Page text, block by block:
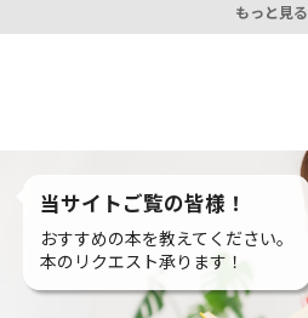
もっと見る
当サイトご覧の皆様！
おすすめの本を教えてください。
本のリクエスト承ります！